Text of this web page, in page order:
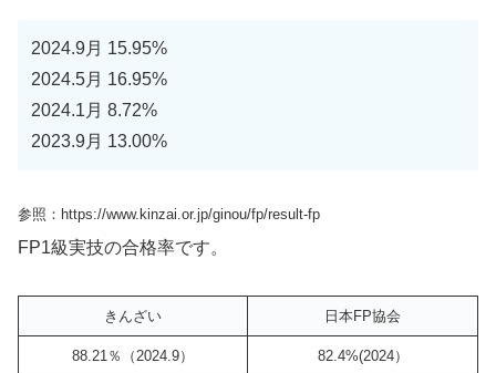
2024.9月 15.95%
2024.5月 16.95%
2024.1月 8.72%
2023.9月 13.00%
参照：https://www.kinzai.or.jp/ginou/fp/result-fp
FP1級実技の合格率です。
きんざい 日本FP協会
88.21％（2024.9） 82.4%(2024）